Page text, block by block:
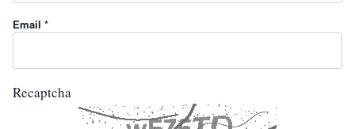
Email *
Recaptcha